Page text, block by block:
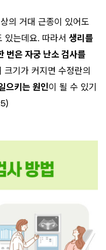
의 거대 근종이 있어도
있는데요. 따라서 생리를
번은 자궁 난소 검사를
기가 커지면 수정란의
으키는 원인이 될 수 있기